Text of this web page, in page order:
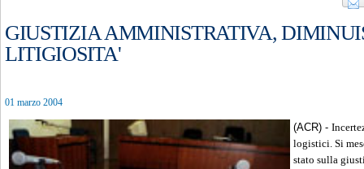
GIUSTIZIA AMMINISTRATIVA,
LITIGIOSITA'
01 marzo 2004
(ACR) -
logistici. Si
stato sulla